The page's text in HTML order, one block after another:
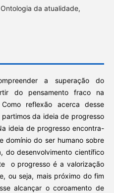
da atualidade,
a superação do
do pensamento fraco na
reflexão acerca desse
da ideia de progresso
ideia de progresso encontra-
domínio do ser humano sobre
do desenvolvimento científico
o progresso é a valorização
ou seja, mais próximo do fim
alcançar o coroamento de